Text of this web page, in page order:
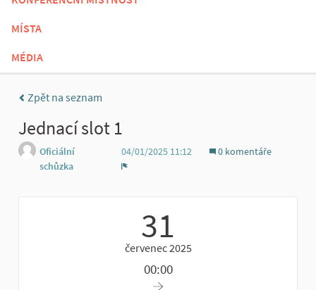
MÍSTA
MÉDIA
Zpět na seznam
Jednací slot 1
Oficiální
schůzka
04/01/2025 11:12
0 komentáře
31
červenec 2025
00:00